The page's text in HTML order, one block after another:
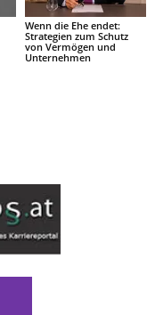
Wenn die Ehe endet:
Strategien zum Schutz
von Vermögen und
Unternehmen